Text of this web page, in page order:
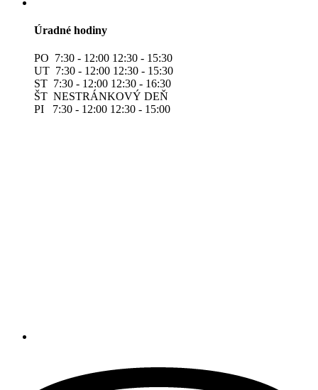
Úradné hodiny
PO 7:30 - 12:00 12:30 - 15:30
UT 7:30 - 12:00 12:30 - 15:30
ST 7:30 - 12:00 12:30 - 16:30
ŠT NESTRÁNKOVÝ DEŇ
PI 7:30 - 12:00 12:30 - 15:00